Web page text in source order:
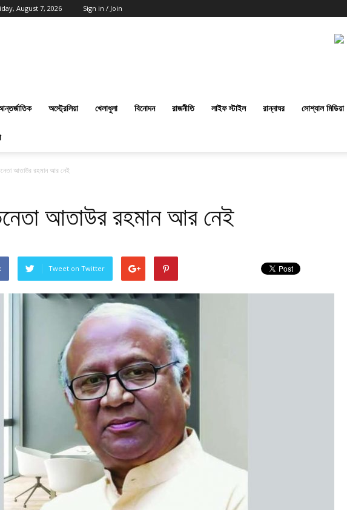
August 7, 2026 Sign in / Join
অস্ট্রেলিয়া খেলাধুলা বিনোদন রাজনীতি লাইফ স্টাইল রান্নাঘর সোশ্যাল মিডিয়া
আতাউর রহমান আর নেই
আতাউর রহমান আর নেই
Tweet on Twitter